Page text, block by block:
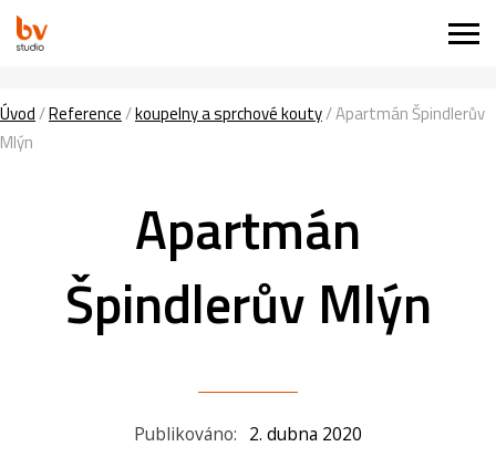
Úvod/Reference/koupelny a sprchové kouty/Apartmán Špindlerův
Mlýn
Apartmán
Špindlerův Mlýn
Publikováno: 2. dubna 2020